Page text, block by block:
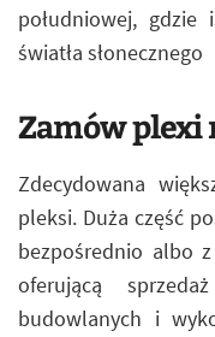
południowej, gdzie
światła słonecznego
Zamów
Zdecydowana
pleksi. Duża część
bezpośrednio albo
oferującą
budowlanych i